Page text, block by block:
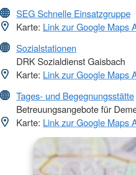
SEG Schnelle Einsatzgruppe
Karte: Link zur Google Maps
Sozialstationen
DRK Sozialdienst Gaisbach
Karte: Link zur Google Maps
Tages- und Begegnungsstätte
Betreuungsangebote für
Karte: Link zur Google Maps